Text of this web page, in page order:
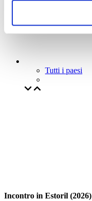
Tutti i paesi
Incontro in Estoril (2026)